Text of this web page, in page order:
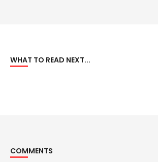
WHAT TO READ NEXT...
COMMENTS